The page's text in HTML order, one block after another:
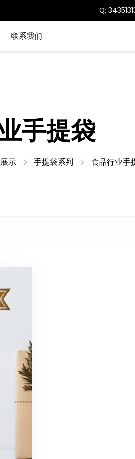
Q:
联系我们
手提袋
示 手提袋系列 食品行业手